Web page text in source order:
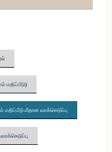
மதிப்பீடு)
மீதான வாக்கெடுப்பு